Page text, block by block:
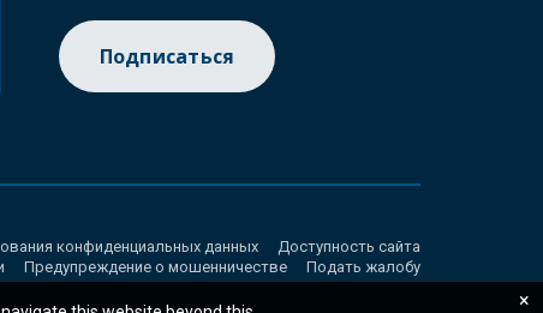
Подписаться
конфиденциальных данных
Доступность сайта
Предупреждение о мошенничестве Подать жалобу
×